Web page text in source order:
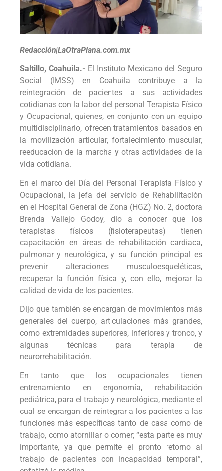
Redacción|LaOtraPlana.com.mx
Saltillo, Coahuila.- El Instituto Mexicano del Seguro
Social (IMSS) en Coahuila contribuye a la
reintegración de pacientes a sus actividades
cotidianas con la labor del personal Terapista Físico
y Ocupacional, quienes, en conjunto con un equipo
multidisciplinario, ofrecen tratamientos basados en
la movilización articular, fortalecimiento muscular,
reeducación de la marcha y otras actividades de la
vida cotidiana.
En el marco del Día del Personal Terapista Físico y
Ocupacional, la jefa del servicio de Rehabilitación
en el Hospital General de Zona (HGZ) No. 2, doctora
Brenda Vallejo Godoy, dio a conocer que los
terapistas físicos (fisioterapeutas) tienen
capacitación en áreas de rehabilitación cardiaca,
pulmonar y neurológica, y su función principal es
prevenir alteraciones musculoesqueléticas,
recuperar la función física y, con ello, mejorar la
calidad de vida de los pacientes.
Dijo que también se encargan de movimientos más
generales del cuerpo, articulaciones más grandes,
como extremidades superiores, inferiores y tronco, y
algunas técnicas para terapia de
neurorrehabilitación.
En tanto que los ocupacionales tienen
entrenamiento en ergonomía, rehabilitación
pediátrica, para el trabajo y neurológica, mediante el
cual se encargan de reintegrar a los pacientes a las
funciones más específicas tanto de casa como de
trabajo, como atornillar o comer; “esta parte es muy
importante, ya que permite el pronto retorno al
trabajo de pacientes con incapacidad temporal”,